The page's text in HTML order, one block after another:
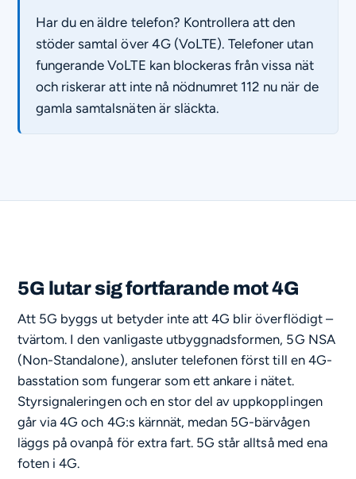
Har du en äldre telefon? Kontrollera att den
stöder samtal över 4G (VoLTE). Telefoner utan
fungerande VoLTE kan blockeras från vissa nät
och riskerar att inte nå nödnumret 112 nu när de
gamla samtalsnäten är släckta.
5G lutar sig fortfarande mot 4G
Att 5G byggs ut betyder inte att 4G blir överflödigt –
tvärtom. I den vanligaste utbyggnadsformen, 5G NSA
(Non-Standalone), ansluter telefonen först till en 4G-
basstation som fungerar som ett ankare i nätet.
Styrsignaleringen och en stor del av uppkopplingen
går via 4G och 4G:s kärnnät, medan 5G-bärvågen
läggs på ovanpå för extra fart. 5G står alltså med ena
foten i 4G.